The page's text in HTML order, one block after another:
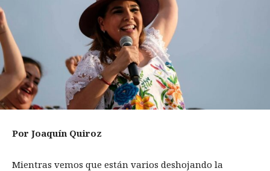
Por Joaquín Quiroz
Mientras vemos que están varios deshojando la